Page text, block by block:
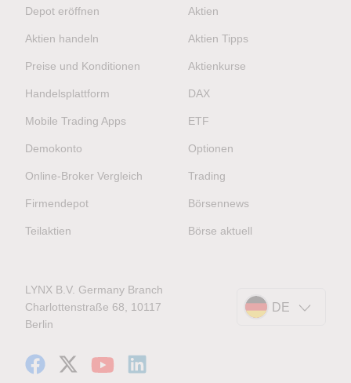
Depot eröffnen
Aktien handeln
Preise und Konditionen
Handelsplattform
Mobile Trading Apps
Demokonto
Online-Broker Vergleich
Firmendepot
Teilaktien
Aktien
Aktien Tipps
Aktienkurse
DAX
ETF
Optionen
Trading
Börsennews
Börse aktuell
LYNX B.V. Germany Branch
Charlottenstraße 68, 10117
Berlin
DE